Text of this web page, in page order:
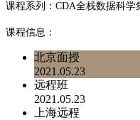
课程系列：CDA全栈数据科学
课程信息：
北京面授
2021.05.23
远程班
2021.05.23
上海远程